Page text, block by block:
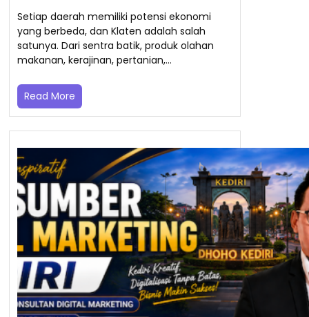
Setiap daerah memiliki potensi ekonomi
yang berbeda, dan Klaten adalah salah
satunya. Dari sentra batik, produk olahan
makanan, kerajinan, pertanian,…
Read More